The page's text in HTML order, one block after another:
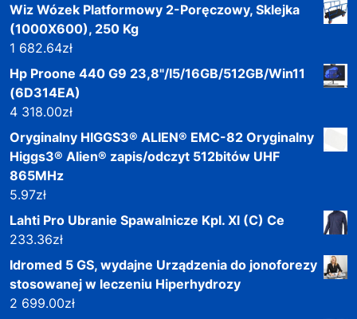
Wiz Wózek Platformowy 2-Poręczowy, Sklejka
(1000X600), 250 Kg
1 682.64zł
Hp Proone 440 G9 23,8"/I5/16GB/512GB/Win11
(6D314EA)
4 318.00zł
Oryginalny HIGGS3® ALIEN® EMC-82 Oryginalny
Higgs3® Alien® zapis/odczyt 512bitów UHF
865MHz
5.97zł
Lahti Pro Ubranie Spawalnicze Kpl. Xl (C) Ce
233.36zł
Idromed 5 GS, wydajne Urządzenia do jonoforezy
stosowanej w leczeniu Hiperhydrozy
2 699.00zł